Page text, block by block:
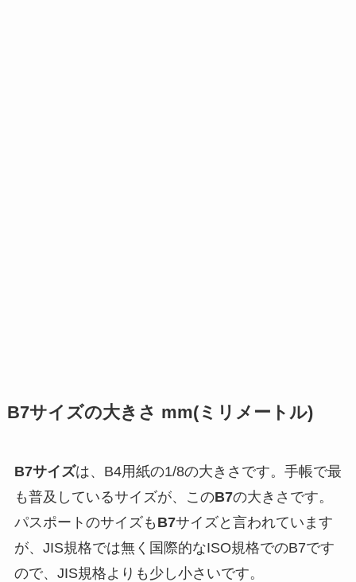
B7サイズの大きさ mm(ミリメートル)
B7サイズは、B4用紙の1/8の大きさです。 手帳で最
も普及しているサイズが、このB7の大きさです。
パスポート のサイズも B7サイズと言われています
が、JIS規格では無く国際的なISO規格でのB7です
ので、JIS規格よりも少し小さいです。